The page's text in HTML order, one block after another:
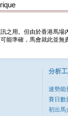
之用。但由於香港馬
能準確，馬會就此並
分析
速勢能
賽日數
初出馬